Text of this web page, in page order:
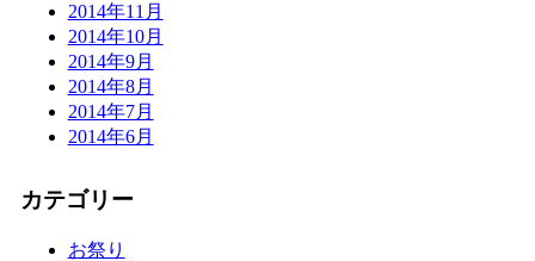
2014年11月
2014年10月
2014年9月
2014年8月
2014年7月
2014年6月
カテゴリー
お祭り